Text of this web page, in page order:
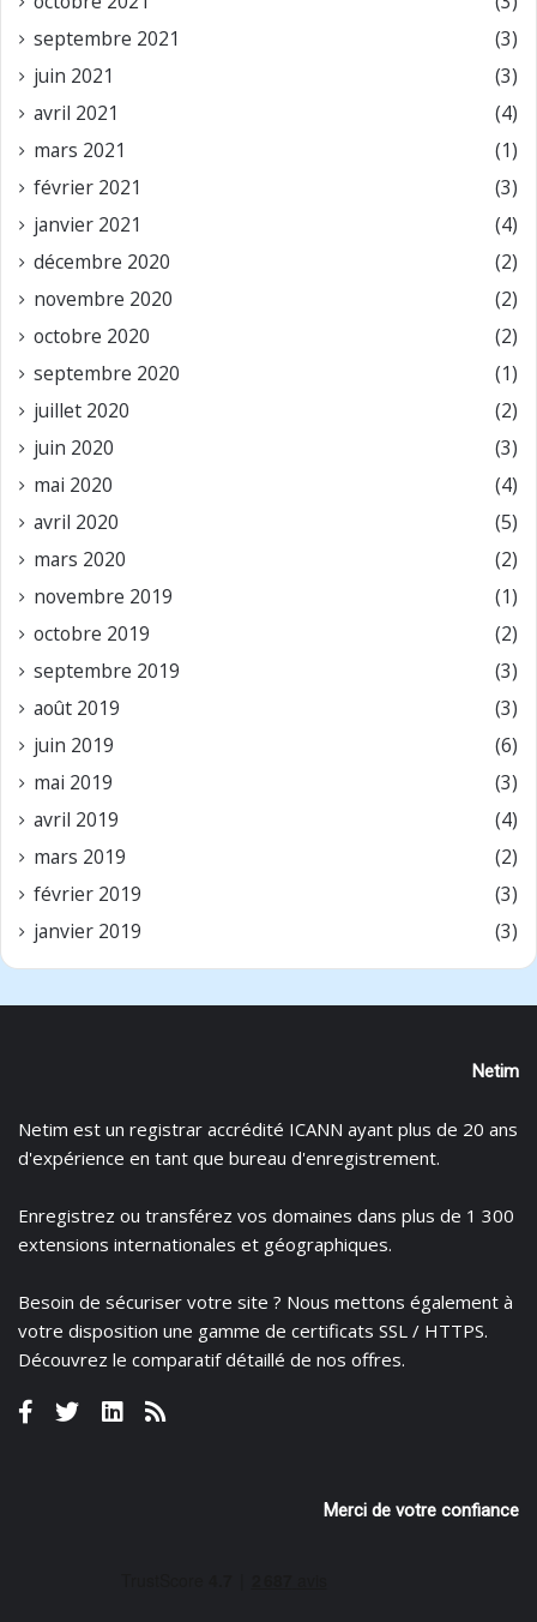
septembre 2021
(3)
juin 2021
(3)
avril 2021
(4)
mars 2021
(1)
février 2021
(3)
janvier 2021
(4)
décembre 2020
(2)
novembre 2020
(2)
octobre 2020
(2)
septembre 2020
(1)
juillet 2020
(2)
juin 2020
(3)
mai 2020
(4)
avril 2020
(5)
mars 2020
(2)
novembre 2019
(1)
octobre 2019
(2)
septembre 2019
(3)
août 2019
(3)
juin 2019
(6)
mai 2019
(3)
avril 2019
(4)
mars 2019
(2)
février 2019
(3)
janvier 2019
(3)
Netim
Netim est un registrar accrédité ICANN ayant plus de 20 ans
d'expérience en tant que bureau d'enregistrement.
Enregistrez ou transférez vos domaines dans plus de 1 300
extensions internationales et géographiques.
Besoin de sécuriser votre site ? Nous mettons également à
votre disposition une gamme de certificats SSL / HTTPS.
Découvrez le comparatif détaillé de nos offres.
Merci de votre confiance